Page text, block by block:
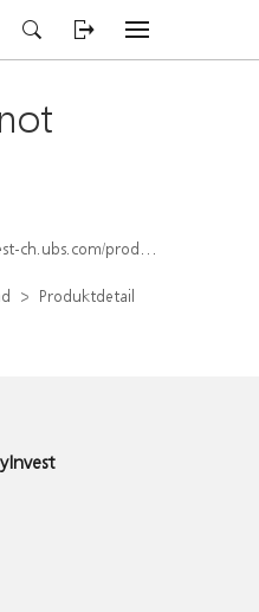
detail/index/isin/CH1580426570
Produktdetail